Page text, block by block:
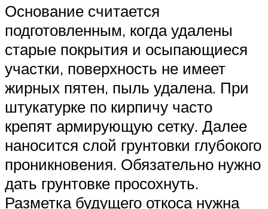
Основание считается
подготовленным, когда удалены
старые покрытия и осыпающиеся
участки, поверхность не имеет
жирных пятен, пыль удалена. При
штукатурке по кирпичу часто
крепят армирующую сетку. Далее
наносится слой грунтовки глубокого
проникновения. Обязательно нужно
дать грунтовке просохнуть.
Разметка будущего откоса нужна